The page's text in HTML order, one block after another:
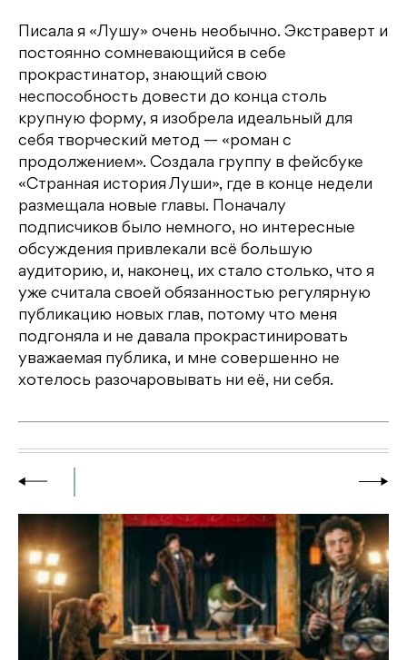
Писала я «Лушу» очень необычно. Экстраверт и
постоянно сомневающийся в себе
прокрастинатор, знающий свою
неспособность довести до конца столь
крупную форму, я изобрела идеальный для
себя творческий метод — «роман с
продолжением». Создала группу в фейсбуке
«Странная история Луши», где в конце недели
размещала новые главы. Поначалу
подписчиков было немного, но интересные
обсуждения привлекали всё большую
аудиторию, и, наконец, их стало столько, что я
уже считала своей обязанностью регулярную
публикацию новых глав, потому что меня
подгоняла и не давала прокрастинировать
уважаемая публика, и мне совершенно не
хотелось разочаровывать ни её, ни себя.